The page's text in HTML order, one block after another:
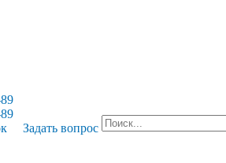
Задать вопрос